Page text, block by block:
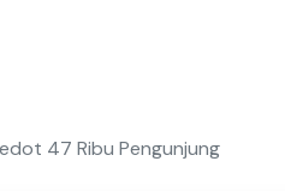
47 Ribu Pengunjung